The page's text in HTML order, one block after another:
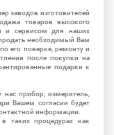
заводов изготовителей
товаров высокого
и сервисом для наших
необходимый Вам
его поверке, ремонту и
после покупки на
подарки к
прибор, измеритель,
Вашем согласии будет
информации.
таких процедурах как